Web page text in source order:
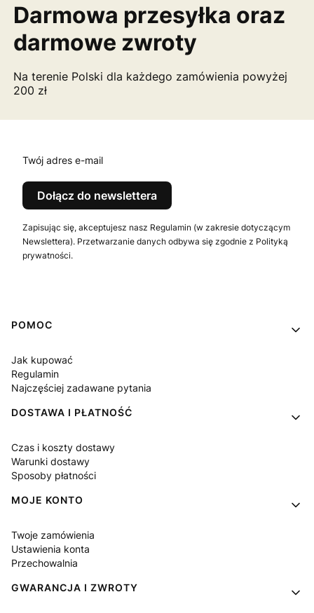
Darmowa przesyłka oraz
darmowe zwroty
Na terenie Polski dla każdego zamówienia powyżej
200 zł
Twój adres e-mail
Dołącz do newslettera
Zapisując się, akceptujesz nasz Regulamin (w zakresie dotyczącym
Newslettera). Przetwarzanie danych odbywa się zgodnie z Polityką
prywatności.
Linki w stopce
POMOC
Jak kupować
Regulamin
Najczęściej zadawane pytania
DOSTAWA I PŁATNOŚĆ
Czas i koszty dostawy
Warunki dostawy
Sposoby płatności
MOJE KONTO
Twoje zamówienia
Ustawienia konta
Przechowalnia
GWARANCJA I ZWROTY